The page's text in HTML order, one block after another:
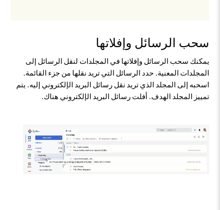
سحب الرسائل وإفلاتها
يمكنك سحب الرسائل وإفلاتها في المجلدات لنقل الرسائل إلى
المجلدات المعنية. حدد الرسائل التي تريد نقلها من جزء القائمة.
اسحبه إلى المجلد الذي تريد نقل رسائل البريد الإلكتروني إليه. يتم
تمييز المجلد الهدف. أفلت رسائل البريد الإلكتروني هناك.